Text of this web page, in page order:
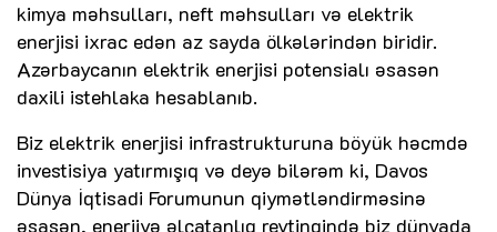
kimya məhsulları, neft məhsulları və elektrik
enerjisi ixrac edən az sayda ölkələrindən biridir.
Azərbaycanın elektrik enerjisi potensialı əsasən
daxili istehlaka hesablanıb.
Biz elektrik enerjisi infrastrukturuna böyük həcmdə
investisiya yatırmışıq və deyə bilərəm ki, Davos
Dünya İqtisadi Forumunun qiymətləndirməsinə
əsasən, enerjiyə əlçatanlıq reytinqində biz dünyada